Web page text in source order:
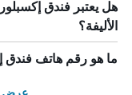
هل يعتبر فندق
الأليفة؟
ما هو رقم هاتف فندق
عرض